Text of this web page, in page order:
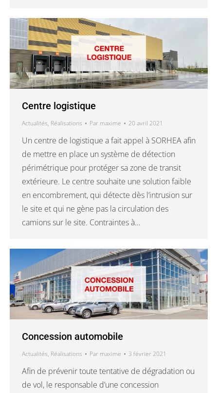
Centre logistique
Actualités, Réalisations Par maxime 20 avril 2021
Un centre de logistique a fait appel à SORHEA afin
de mettre en place un système de détection
périmétrique pour protéger sa zone de transit
extérieure. Le centre souhaite une solution faible
en encombrement, qui détecte dès l’intrusion sur
le site et qui ne gène pas la circulation des
camions sur le site. Contraintes à…
Concession automobile
Actualités, Réalisations Par maxime 3 février 2021
Afin de prévenir toute tentative de dégradation ou
de vol, le responsable d’une concession